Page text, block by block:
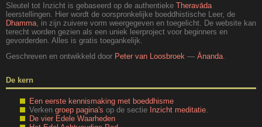
Sleutel tot Inzicht is gebaseerd op de authentieke Theravāda
leerstellingen. Hier wordt de oorspronkelijke boeddhistische Leer, de
Dhamma , in zijn zuivere vorm weergegeven en toegelicht. De website kan
terecht worden gezien als een uniek leerproject voor beginners en
gevorderden. Alles is gratis toegankelijk.
Geschreven en ontwikkeld door Peter van Loosbroek — Ānanda.
De kern
Een eerste kennismaking met boeddhisme
Verken groep pagina's op de sectie Inzicht meditatie
De vier Edele Waarheden